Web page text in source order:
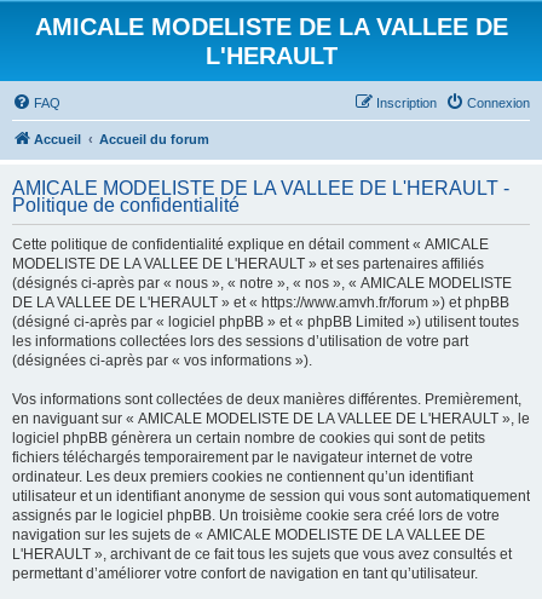
AMICALE MODELISTE DE LA VALLEE DE
L'HERAULT
FAQ Connexion
Inscription
Accueil Accueil du forum
AMICALE MODELISTE DE LA VALLEE DE L'HERAULT -
Politique de confidentialité
Cette politique de confidentialité explique en détail comment « AMICALE
MODELISTE DE LA VALLEE DE L'HERAULT » et ses partenaires affiliés
(désignés ci-après par « nous », « notre », « nos », « AMICALE MODELISTE
DE LA VALLEE DE L'HERAULT » et « https://www.amvh.fr/forum ») et phpBB
(désigné ci-après par « logiciel phpBB » et « phpBB Limited ») utilisent toutes
les informations collectées lors des sessions d’utilisation de votre part
(désignées ci-après par « vos informations »).
Vos informations sont collectées de deux manières différentes. Premièrement,
en naviguant sur « AMICALE MODELISTE DE LA VALLEE DE L'HERAULT », le
logiciel phpBB génèrera un certain nombre de cookies qui sont de petits
fichiers téléchargés temporairement par le navigateur internet de votre
ordinateur. Les deux premiers cookies ne contiennent qu’un identifiant
utilisateur et un identifiant anonyme de session qui vous sont automatiquement
assignés par le logiciel phpBB. Un troisième cookie sera créé lors de votre
navigation sur les sujets de « AMICALE MODELISTE DE LA VALLEE DE
L'HERAULT », archivant de ce fait tous les sujets que vous avez consultés et
permettant d’améliorer votre confort de navigation en tant qu’utilisateur.